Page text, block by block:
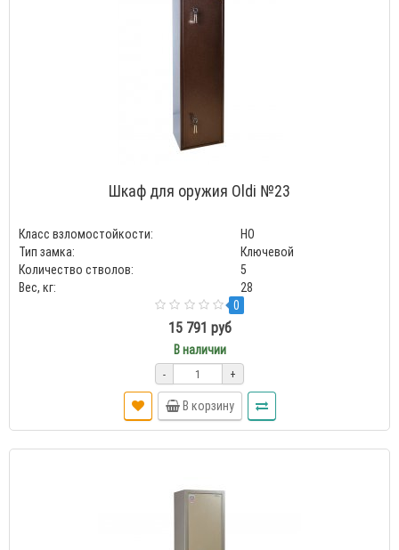
Шкаф для оружия Oldi №23
Класс взломостойкости:
HO
Тип замка:
Ключевой
Количество стволов:
5
Вес, кг:
28
0
15 791 руб
В наличии
- +
В корзину